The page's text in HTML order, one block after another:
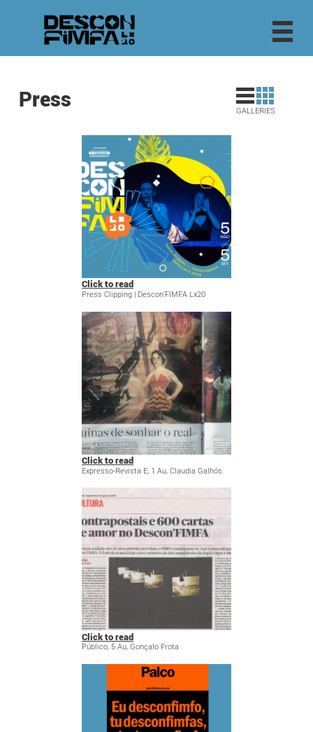
GALLERIES
Press
Click to read
Press Clipping | Descon'FIMFA Lx20
Click to read
Expresso-Revista E, 1 Au, Claudia Galhós
Click to read
Público, 5 Au, Gonçalo Frota